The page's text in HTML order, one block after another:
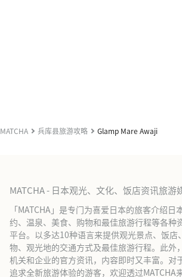
MATCHA 兵库县旅游攻略 Glamp Mare Awaji
MATCHA - 日本观光、文化、饭店资讯旅游
「MATCHA」是专门为喜爱日本的旅客介绍
约、温泉、美食、购物和最佳旅游行程等各种
平台。以多达10种语言来提供观光景点、饭店
物、观光地的交通方式及最佳旅游行程。此外
机关和企业的官方资讯，内容即时又丰富。对
追求全新旅游体验的游客，欢迎透过MATCHA